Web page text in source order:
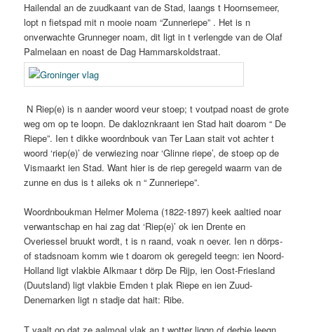
Hailendal an de zuudkaant van de Stad, laangs t Hoornsemeer,
lopt n fietspad mit n mooie noam “Zunneriepe” . Het is n
onverwachte Grunneger noam, dit ligt in t verlengde van de Olaf
Palmelaan en noast de Dag Hammarskoldstraat.
N Riep(e) is n aander woord veur stoep; t voutpad noast de grote
weg om op te loopn. De dakloznkraant ien Stad hait doarom “ De
Riepe”. Ien t dikke woordnbouk van Ter Laan stait vot achter t
woord ‘riep(e)’ de verwiezing noar ‘Glinne riepe’, de stoep op de
Vismaarkt ien Stad. Want hier is de riep geregeld waarm van de
zunne en dus is t aileks ok n “ Zunneriepe”.
Woordnboukman Helmer Molema (1822-1897) keek aaltied noar
verwantschap en hai zag dat ‘Riep(e)’ ok ien Drente en
Overiessel bruukt wordt, t is n raand, voak n oever. Ien n dörps-
of stadsnoam komm wie t doarom ok geregeld teegn: ien Noord-
Holland ligt vlakbie Alkmaar t dörp De Rijp, ien Oost-Friesland
(Duutsland) ligt vlakbie Emden t plak Riepe en ien Zuud-
Denemarken ligt n stadje dat hait: Ribe.
T vaalt op dat ze aalmoal vlak an t wotter liggn of derbie leegn